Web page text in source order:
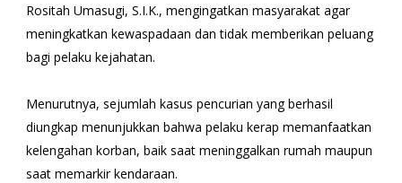
Rositah Umasugi, S.I.K., mengingatkan masyarakat agar
meningkatkan kewaspadaan dan tidak memberikan peluang
bagi pelaku kejahatan.
Menurutnya, sejumlah kasus pencurian yang berhasil
diungkap menunjukkan bahwa pelaku kerap memanfaatkan
kelengahan korban, baik saat meninggalkan rumah maupun
saat memarkir kendaraan.